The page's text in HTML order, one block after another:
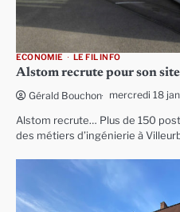
ECONOMIE LE FIL INFO
Alstom recrute pour son
Gérald Bouchon mercredi 18
Alstom recrute… Plus de 150
des métiers d’ingénierie à